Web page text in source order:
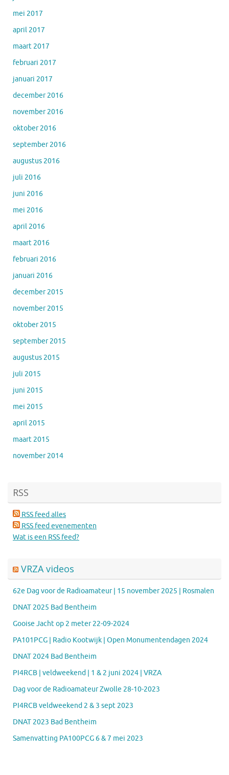
mei 2017
april 2017
maart 2017
februari 2017
januari 2017
december 2016
november 2016
oktober 2016
september 2016
augustus 2016
juli 2016
juni 2016
mei 2016
april 2016
maart 2016
februari 2016
januari 2016
december 2015
november 2015
oktober 2015
september 2015
augustus 2015
juli 2015
juni 2015
mei 2015
april 2015
maart 2015
november 2014
RSS
RSS feed alles
RSS feed evenementen
Wat is een RSS feed?
VRZA videos
62e Dag voor de Radioamateur | 15 november 2025 | Rosmalen
DNAT 2025 Bad Bentheim
Gooise Jacht op 2 meter 22-09-2024
PA101PCG | Radio Kootwijk | Open Monumentendagen 2024
DNAT 2024 Bad Bentheim
PI4RCB | veldweekend | 1 & 2 juni 2024 | VRZA
Dag voor de Radioamateur Zwolle 28-10-2023
PI4RCB veldweekend 2 & 3 sept 2023
DNAT 2023 Bad Bentheim
Samenvatting PA100PCG 6 & 7 mei 2023